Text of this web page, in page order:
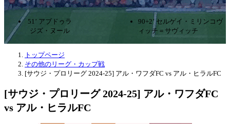
51’ アブドゥラ
ジズ・ヌール
90+2’ セルゲイ・ミリンコヴ
ィッチ＝サヴィッチ
トップページ
その他のリーグ・カップ戦
[サウジ・プロリーグ 2024-25] アル・ワフダFC vs アル・ヒラルFC
[サウジ・プロリーグ 2024-25] アル・ワフダFC
vs アル・ヒラルFC